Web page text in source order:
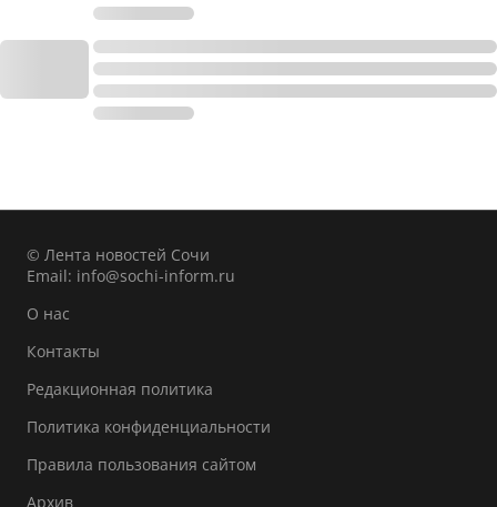
© Лента новостей Сочи
Email: info@sochi-inform.ru
О нас
Контакты
Редакционная политика
Политика конфиденциальности
Правила пользования сайтом
Архив